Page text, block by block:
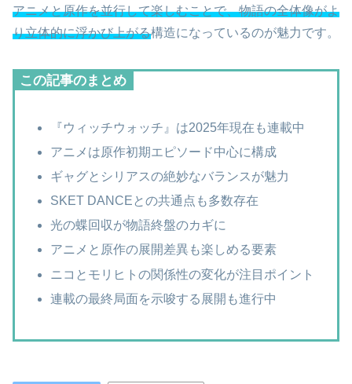
アニメと原作を並行して楽しむことで、物語の全体像がよ
り立体的に浮かび上がる構造になっているのが魅力です。
この記事のまとめ
『ウィッチウォッチ』は2025年現在も連載中
アニメは原作初期エピソード中心に構成
ギャグとシリアスの絶妙なバランスが魅力
SKET DANCEとの共通点も多数存在
光の蝶回収が物語終盤のカギに
アニメと原作の展開差異も楽しめる要素
ニコとモリヒトの関係性の変化が注目ポイント
連載の最終局面を示唆する展開も進行中